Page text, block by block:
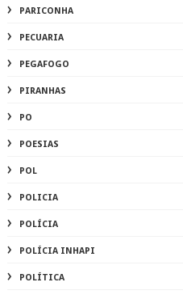
PARICONHA
PECUARIA
PEGAFOGO
PIRANHAS
PO
POESIAS
POL
POLICIA
POLÍCIA
POLÍCIA INHAPI
POLÍTICA